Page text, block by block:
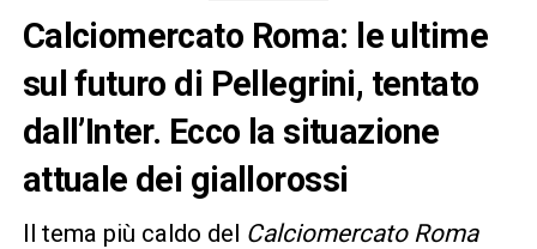
Calciomercato Roma: le ultime
sul futuro di Pellegrini, tentato
dall’Inter. Ecco la situazione
attuale dei giallorossi
Il tema più caldo del Calciomercato Roma